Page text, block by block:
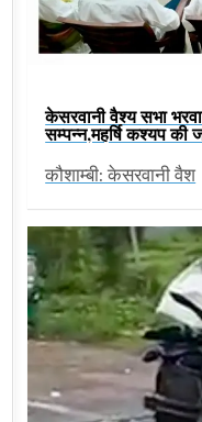
केसरवानी वैश्य सभा
सम्पन्न,महर्षि कश्यप की
कौशाम्बी: केसरवानी वैश